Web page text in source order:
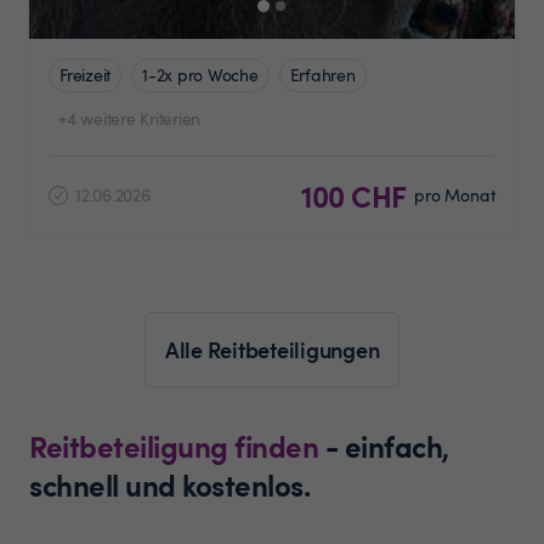
Freizeit 1-2x pro Woche
Erfahren
+4 weitere Kriterien
12.06.2026 100 CHF pro Monat
Alle Reitbeteiligungen
Reitbeteiligung finden - einfach,
schnell und kostenlos.